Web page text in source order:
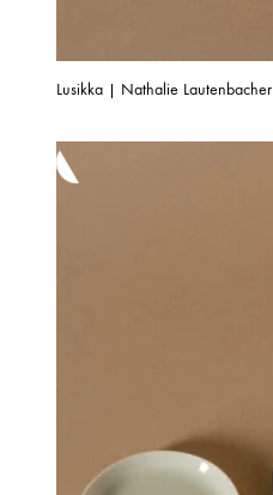
Lusikka | Nathalie Lautenbacher